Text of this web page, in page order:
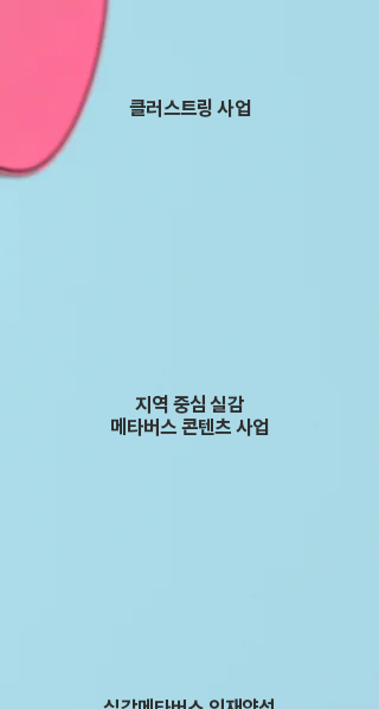
클러스트링 사업
지역 중심 실감
메타버스​콘텐츠 사업